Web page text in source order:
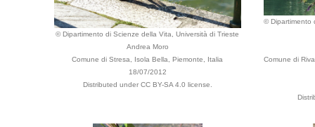
© Dipartimento di Scienze della Vita, Università di Trieste
Andrea Moro
Comune di Stresa, Isola Bella, Piemonte, Italia
18/07/2012
Distributed under CC BY-SA 4.0 license.
© Dipartimento
Comune di